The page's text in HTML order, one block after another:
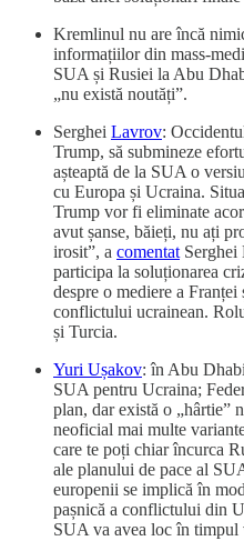
Kremlinul nu are încă
informațiilor din mass-
SUA și Rusiei la Abu
„nu există noutăți”.
Serghei Lavrov:
Trump, să submineze
așteaptă de la SUA o
cu Europa și Ucraina.
Trump vor fi eliminate
avut șanse, băieți, nu ați
irosit”, a comentat Serghei
participa la soluționarea
despre o mediere a
conflictului ucrainean.
și Turcia.
Yuri Ușakov: în Abu
SUA pentru Ucraina;
plan, dar există o „hârtie”
neoficial mai multe
care te poți chiar încurca
ale planului de pace al
europenii se implică în
pașnică a conflictului din
SUA va avea loc în